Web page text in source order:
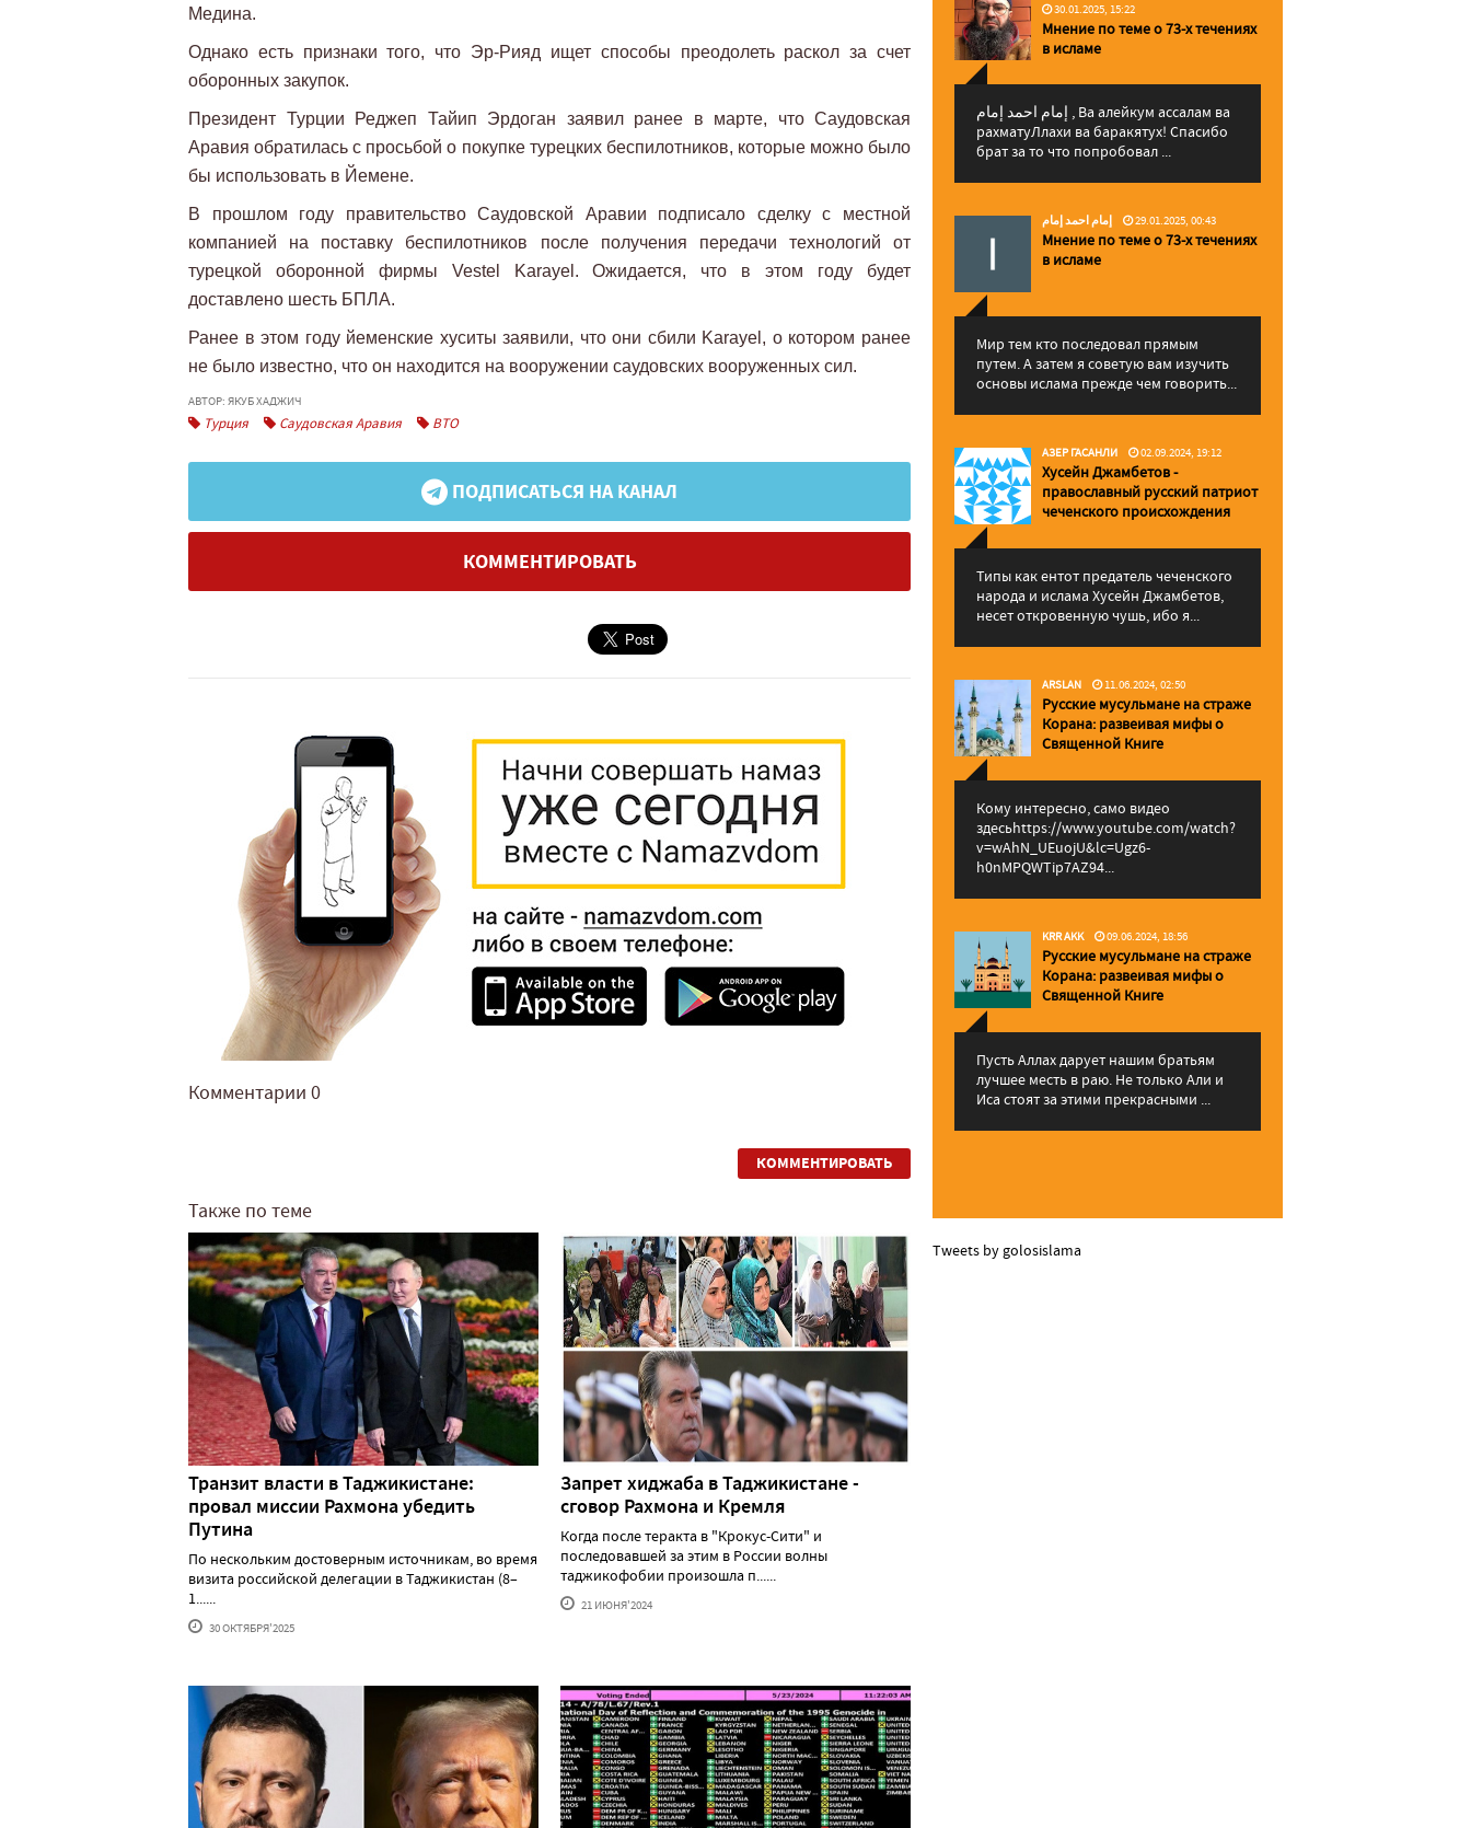
Медина.
Однако есть признаки того, что Эр-Рияд ищет способы преодолеть раскол за счет
оборонных закупок.
Президент Турции Реджеп Тайип Эрдоган заявил ранее в марте, что Саудовская
Аравия обратилась с просьбой о покупке турецких беспилотников, которые можно было
бы использовать в Йемене.
В прошлом году правительство Саудовской Аравии подписало сделку с местной
компанией на поставку беспилотников после получения передачи технологий от
турецкой оборонной фирмы Vestel Karayel. Ожидается, что в этом году будет
доставлено шесть БПЛА.
Ранее в этом году йеменские хуситы заявили, что они сбили Karayel, о котором ранее
не было известно, что он находится на вооружении саудовских вооруженных сил.
АВТОР: ЯКУБ ХАДЖИЧ
Турция Саудовская Аравия ВТО
ПОДПИСАТЬСЯ НА КАНАЛ
КОММЕНТИРОВАТЬ
Комментарии 0
КОММЕНТИРОВАТЬ
Также по теме
Транзит власти в Таджикистане:
провал миссии Рахмона убедить
Путина
По нескольким достоверным источникам, во время
визита российской делегации в Таджикистан (8–
1......
30 ОКТЯБРЯ'2025
Запрет хиджаба в Таджикистане -
сговор Рахмона и Кремля
Когда после теракта в "Крокус-Сити" и
последовавшей за этим в России волны
таджикофобии произошла п......
21 ИЮНЯ'2024
30.01.2025, 15:22
Мнение по теме о 73-х течениях
в исламе
إمام احمد إمام , Ва алейкум ассалам ва
рахматуЛлахи ва баракятух! Спасибо
брат за то что попробовал ...
إمام احمد إمام 29.01.2025, 00:43
Мнение по теме о 73-х течениях
в исламе
Мир тем кто последовал прямым
путем. А затем я советую вам изучить
основы ислама прежде чем говорить...
АЗЕР ГАСАНЛИ 02.09.2024, 19:12
Хусейн Джамбетов -
православный русский патриот
чеченского происхождения
Типы как ентот предатель чеченского
народа и ислама Хусейн Джамбетов,
несет откровенную чушь, ибо я...
ARSLAN 11.06.2024, 02:50
Русские мусульмане на страже
Корана: pазвеивая мифы о
Священной Книге
Кому интересно, само видео
здесьhttps://www.youtube.com/watch?
v=wAhN_UEuojU&lc=Ugz6-
h0nMPQWTip7AZ94...
KRR AKK 09.06.2024, 18:56
Русские мусульмане на страже
Корана: pазвеивая мифы о
Священной Книге
Пусть Аллах дарует нашим братьям
лучшее месть в раю. Не только Али и
Иса стоят за этими прекрасными ...
Tweets by golosislama